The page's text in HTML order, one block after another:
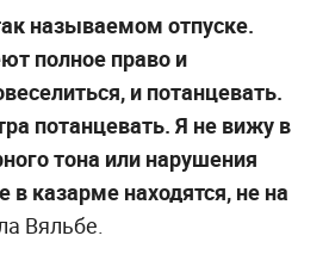
называемом отпуске.
полное право и
и потанцевать.
потанцевать. Я не вижу в
тона или нарушения
казарме находятся, не на
Вяльбе.